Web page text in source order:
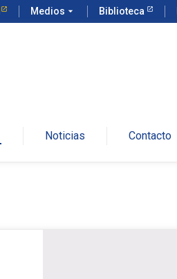
Medios arrow_drop_down Biblioteca
Noticias Contacto